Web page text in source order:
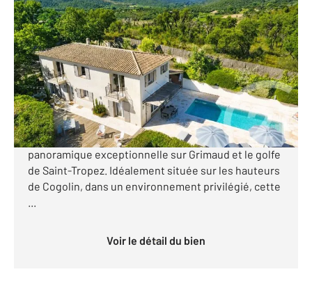
COGOLIN 83
180 m2, 6 pièces
Ref : 1391
Maison à vendre
1 465 000 €
Votre agence Century 21 Cogolin vous propose à la
vente une superbe villa de 180 m² offrant une vue
panoramique exceptionnelle sur Grimaud et le golfe
de Saint-Tropez. Idéalement située sur les hauteurs
de Cogolin, dans un environnement privilégié, cette
Voir le détail du bien